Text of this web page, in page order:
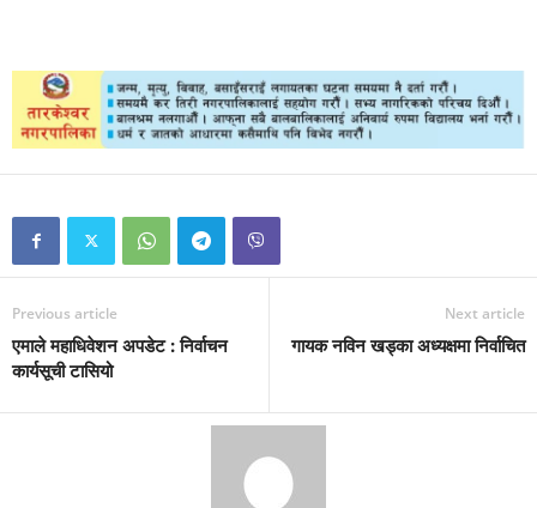
Previous article
एमाले महाधिवेशन अपडेट : निर्वाचन
कार्यसूची टासियो
Next article
गायक नविन खड्का अध्यक्षमा निर्वाचित